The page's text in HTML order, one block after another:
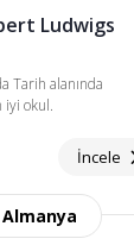
Ludwigs
Tarih alanında
iyi okul.
İncele
Almanya